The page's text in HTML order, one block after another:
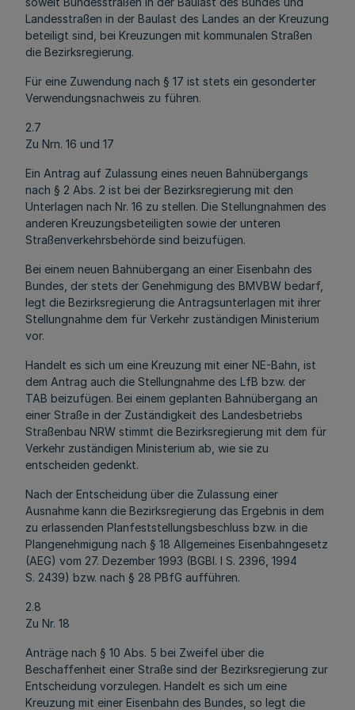
Landesstraßen in der Baulast des Landes an der Kreuzung
beteiligt sind, bei Kreuzungen mit kommunalen Straßen
die Bezirksregierung.
Für eine Zuwendung nach § 17 ist stets ein gesonderter
Verwendungsnachweis zu führen.
2.7
Zu Nrn. 16 und 17
Ein Antrag auf Zulassung eines neuen Bahnübergangs
nach § 2 Abs. 2 ist bei der Bezirksregierung mit den
Unterlagen nach Nr. 16 zu stellen. Die Stellungnahmen des
anderen Kreuzungsbeteiligten sowie der unteren
Straßenverkehrsbehörde sind beizufügen.
Bei einem neuen Bahnübergang an einer Eisenbahn des
Bundes, der stets der Genehmigung des BMVBW bedarf,
legt die Bezirksregierung die Antragsunterlagen mit ihrer
Stellungnahme dem für Verkehr zuständigen Ministerium
vor.
Handelt es sich um eine Kreuzung mit einer NE-Bahn, ist
dem Antrag auch die Stellungnahme des LfB bzw. der
TAB beizufügen. Bei einem geplanten Bahnübergang an
einer Straße in der Zuständigkeit des Landesbetriebs
Straßenbau NRW stimmt die Bezirksregierung mit dem für
Verkehr zuständigen Ministerium ab, wie sie zu
entscheiden gedenkt.
Nach der Entscheidung über die Zulassung einer
Ausnahme kann die Bezirksregierung das Ergebnis in dem
zu erlassenden Planfeststellungsbeschluss bzw. in die
Plangenehmigung nach § 18 Allgemeines Eisenbahngesetz
(AEG) vom 27. Dezember 1993 (BGBl. I S. 2396, 1994
S. 2439) bzw. nach § 28 PBfG aufführen.
2.8
Zu Nr. 18
Anträge nach § 10 Abs. 5 bei Zweifel über die
Beschaffenheit einer Straße sind der Bezirksregierung zur
Entscheidung vorzulegen. Handelt es sich um eine
Kreuzung mit einer Eisenbahn des Bundes, so legt die